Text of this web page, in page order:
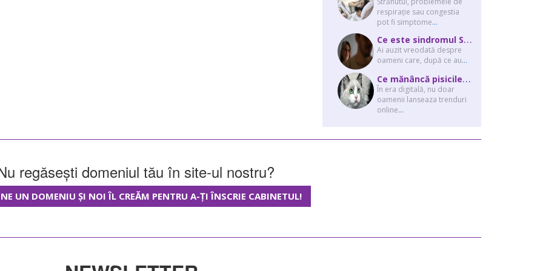
respirație sau congestia
pot fi simptome...
C
e este sindromul Stockholm și de ce victimele își apără agresorii.
Ai auzit vreodată despre
oameni care, după ce au...
C
e mănâncă pisicile “influencer” pe Instagram? Hrana lor virală
În era digitală, nu doar
oamenii lanseaza trenduri
online...
regăsești domeniul tău în site-ul nostru?
UN DOMENIU ȘI NOI ÎL CREĂM PENTRU A-ȚI ÎNSCRIE CABINETUL!